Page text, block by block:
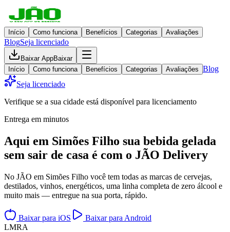
Início Como funciona Benefícios Categorias Avaliações
BlogSeja licenciado
Baixar AppBaixar
Início
Como funciona Benefícios Categorias Avaliações Blog
Seja licenciado
Verifique se a sua cidade está disponível para licenciamento
Entrega em minutos
Aqui em Simões Filho sua bebida gelada
sem sair de casa é com o JÃO Delivery
No JÃO em Simões Filho você tem todas as marcas de cervejas,
destilados, vinhos, energéticos, uma linha completa de zero álcool e
muito mais — entregue na sua porta, rápido.
Baixar para iOS
Baixar para Android
LMRA